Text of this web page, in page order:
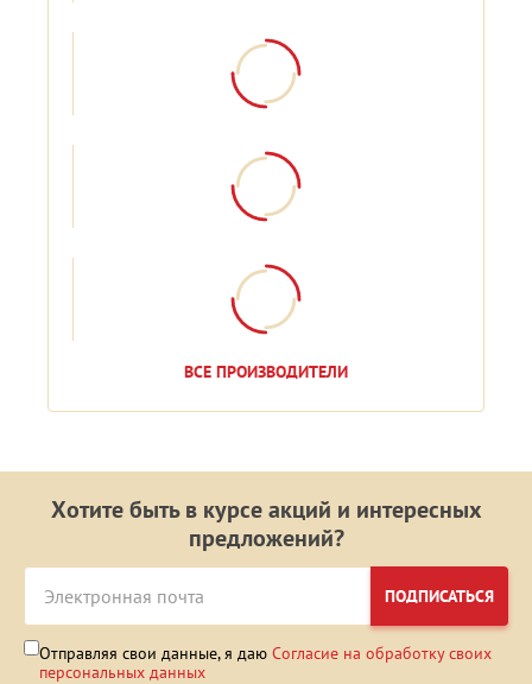
ВСЕ ПРОИЗВОДИТЕЛИ
Хотите быть в курсе акций и интересных
предложений?
ПОДПИСАТЬСЯ
Отправляя свои данные, я даю Согласие на обработку своих
персональных данных